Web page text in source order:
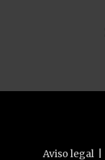
Aviso legal|